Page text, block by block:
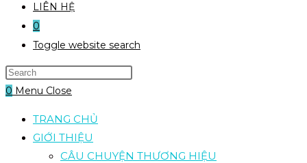
LIÊN HỆ
0
Toggle website search
0 Menu Close
TRANG CHỦ
GIỚI THIỆU
CÂU CHUYỆN THƯƠNG HIỆU